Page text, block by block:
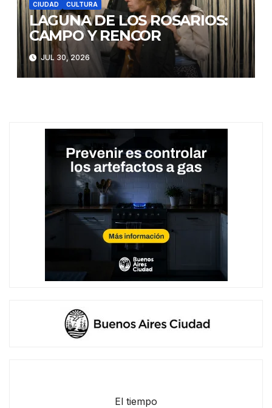
CIUDAD CULTURA
LAGUNA DE LOS ROSARIOS:
CAMPO Y RENCOR
JUL 30, 2026
El tiempo